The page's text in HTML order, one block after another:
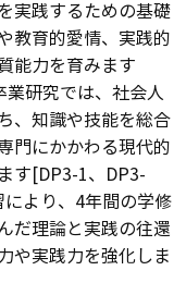
実践するための基礎
教育的愛情、実践的
能力を育みます
研究では、社会人
、知識や技能を総合
門にかかわる現代的
す[DP3-1、DP3-
より、4年間の学修
だ理論と実践の往還
や実践力を強化しま